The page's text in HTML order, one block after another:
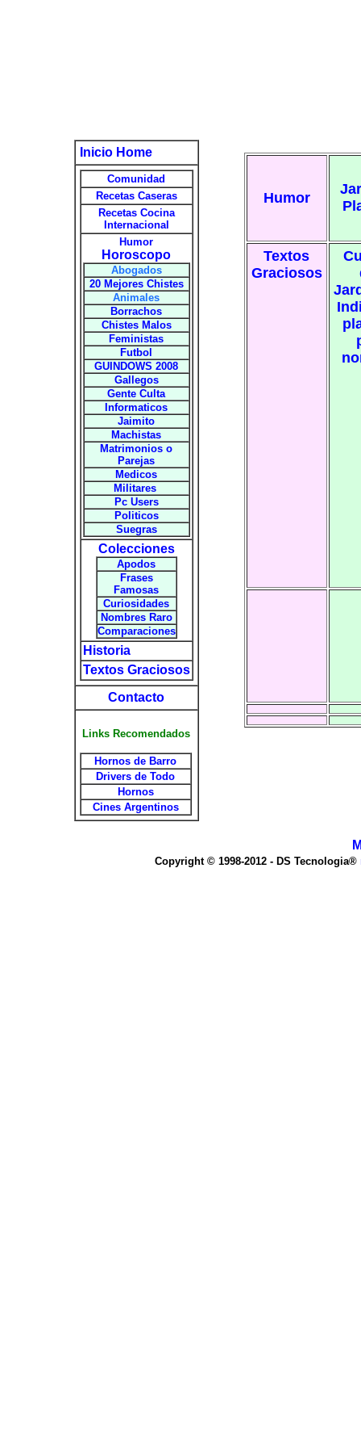
Inicio Home
Comunidad
Recetas Caseras
Recetas Cocina
Internacional
Humor
Horoscopo
Abogados
20 Mejores Chistes
Animales
Borrachos
Chistes Malos
Feministas
Futbol
GUINDOWS 2008
Gallegos
Gente Culta
Informaticos
Jaimito
Machistas
Matrimonios o
Parejas
Medicos
Militares
Pc Users
Politicos
Suegras
Colecciones
Apodos
Frases
Famosas
Curiosidades
Nombres Raro
Comparaciones
Historia
Textos Graciosos
Contacto
Links Recomendados
Hornos de Barro
Drivers de Todo
Hornos
Cines Argentinos
Humor
Textos
Graciosos
Copyright © 1998-2012 - DS Tecnologia®